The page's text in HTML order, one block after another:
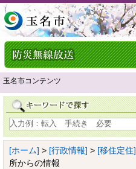
玉名市コンテンツ
[ホーム] > [行政情報] > [移住定住]
所からの情報